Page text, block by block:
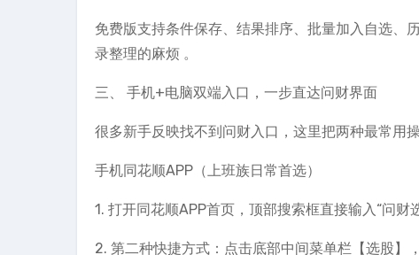
免费版支持条件保存、结果排序、批量加入自选、
录整理的麻烦 。
三、 手机+电脑双端入口，一步直达问财界面
很多新手反映找不到问财入口，这里把两种最常用
手机同花顺APP（上班族日常首选）
1. 打开同花顺APP首页，顶部搜索框直接输入“问财
2. 第二种快捷方式：点击底部中间菜单栏【选股】